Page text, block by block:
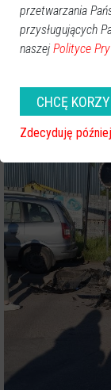
przetwarzania
przysługujących
naszej Polityce
CHCĘ
Zdecyduję później